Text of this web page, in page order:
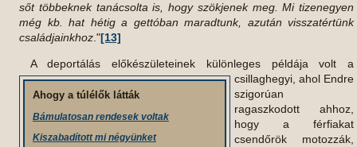
sőt többeknek tanácsolta is, hogy szökjenek meg. Mi tizenegyen
még kb. hat hétig a gettóban maradtunk, azután visszatértünk
családjainkhoz ."[13]
A deportálás előkészületeinek különleges példája volt a
csillaghegyi,
Ahogy a túlélők látták
Bámulatosan rendesek voltak
Kiszabadított mi négyünket
ahol Endre
szigorúan
ragaszkodott ahhoz,
hogy a férfiakat
csendőrök motozzák,